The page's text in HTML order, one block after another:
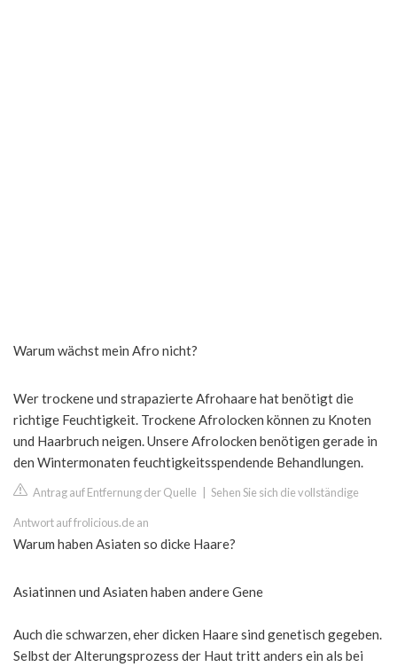
Warum wächst mein Afro nicht?
Wer trockene und strapazierte Afrohaare hat benötigt die
richtige Feuchtigkeit. Trockene Afrolocken können zu Knoten
und Haarbruch neigen. Unsere Afrolocken benötigen gerade in
den Wintermonaten feuchtigkeitsspendende Behandlungen.
Antrag auf Entfernung der Quelle Sehen Sie sich die vollständige
Antwort auf frolicious.de an
Warum haben Asiaten so dicke Haare?
Asiatinnen und Asiaten haben andere Gene
Auch die schwarzen, eher dicken Haare sind genetisch gegeben.
Selbst der Alterungsprozess der Haut tritt anders ein als bei